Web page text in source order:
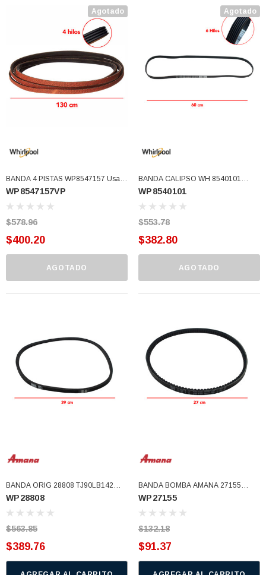
BALERO 6006 ORIG SELLO NEOPRENO
360130 W10239909 228C2007P001 (3934469)
3934469
$46.62
$30.68
Agotado
BANDA 4 PISTAS WP8547157 Usar
8547157 (WP8547157VP)
WP8547157VP
$578.96
$400.20
AGOTADO
Agotado
BANDA CALIPSO WH 8540101
(WP8540101)
WP8540101
$553.78
$382.80
AGOTADO
BANDA ORIG 28808 TJ90LB142
(WP28808)
WP28808
$563.85
$389.76
BANDA BOMBA AMANA 27155
(WP27155)
WP27155
$132.18
$91.37